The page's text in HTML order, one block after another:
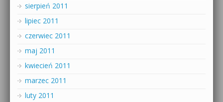
sierpień 2011
lipiec 2011
czerwiec 2011
maj 2011
kwiecień 2011
marzec 2011
luty 2011